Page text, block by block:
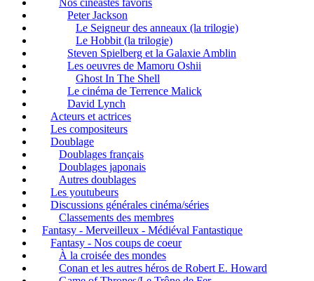
Nos cinéastes favoris
Peter Jackson
Le Seigneur des anneaux (la trilogie)
Le Hobbit (la trilogie)
Steven Spielberg et la Galaxie Amblin
Les oeuvres de Mamoru Oshii
Ghost In The Shell
Le cinéma de Terrence Malick
David Lynch
Acteurs et actrices
Les compositeurs
Doublage
Doublages français
Doublages japonais
Autres doublages
Les youtubeurs
Discussions générales cinéma/séries
Classements des membres
Fantasy - Merveilleux - Médiéval Fantastique
Fantasy - Nos coups de coeur
À la croisée des mondes
Conan et les autres héros de Robert E. Howard